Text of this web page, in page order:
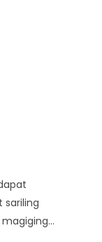
sariling